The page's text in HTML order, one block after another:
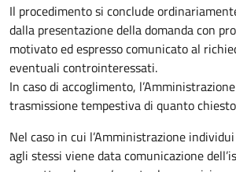
Il procedimento si conclude
dalla presentazione della domanda con
motivato ed espresso comunicato al
eventuali controinteressati.
In caso di accoglimento,
trasmissione tempestiva di quanto
Nel caso in cui l’Amministrazione
agli stessi viene data comunicazione